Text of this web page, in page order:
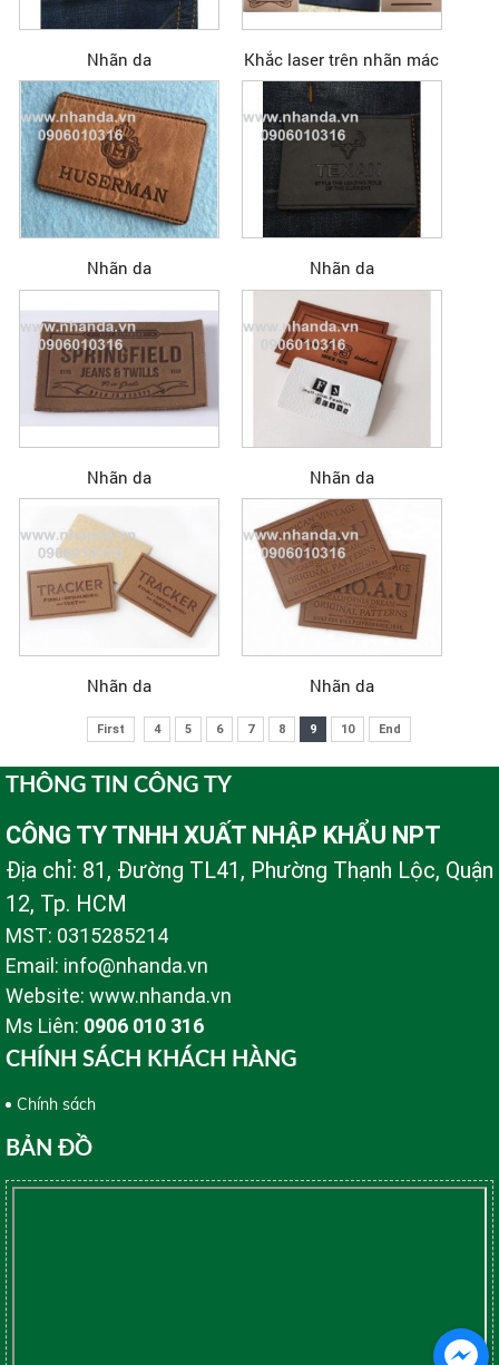
Nhãn da Khắc laser trên nhãn mác
Nhãn da Nhãn da
Nhãn da Nhãn da
Nhãn da Nhãn da
First 4 5 6 7 8 9 10 End
THÔNG TIN CÔNG TY
CÔNG TY TNHH XUẤT NHẬP KHẨU NPT
Địa chỉ: 81, Đường TL41, Phường Thạnh Lộc, Quận
12, Tp. HCM
MST: 0315285214
Email: info@nhanda.vn
Website: www.nhanda.vn
Ms Liên: 0906 010 316
CHÍNH SÁCH KHÁCH HÀNG
Chính sách
BẢN ĐỒ